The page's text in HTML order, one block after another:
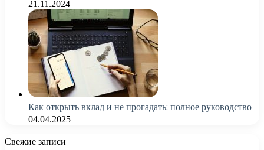
21.11.2024
Как открыть вклад и не прогадать: полное руководство
04.04.2025
Свежие записи